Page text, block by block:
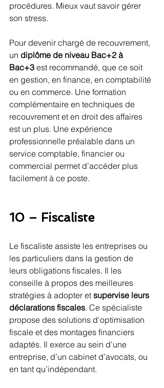
procédures. Mieux vaut savoir gérer
son stress.
Pour devenir chargé de recouvrement,
un diplôme de niveau Bac+2 à
Bac+3 est recommandé, que ce soit
en gestion, en finance, en comptabilité
ou en commerce. Une formation
complémentaire en techniques de
recouvrement et en droit des affaires
est un plus. Une expérience
professionnelle préalable dans un
service comptable, financier ou
commercial permet d’accéder plus
facilement à ce poste.
10 – Fiscaliste
Le fiscaliste assiste les entreprises ou
les particuliers dans la gestion de
leurs obligations fiscales. Il les
conseille à propos des meilleures
stratégies à adopter et supervise leurs
déclarations fiscales. Ce spécialiste
propose des solutions d'optimisation
fiscale et des montages financiers
adaptés. Il exerce au sein d’une
entreprise, d’un cabinet d’avocats, ou
en tant qu’indépendant.